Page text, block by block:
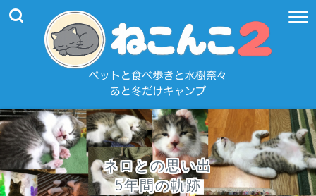
ネロとの思い出
5年間の軌跡